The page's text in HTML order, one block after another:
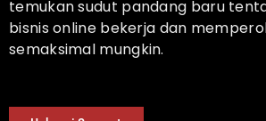
temukan sudut pandang baru
bisnis online bekerja dan
semaksimal mungkin.